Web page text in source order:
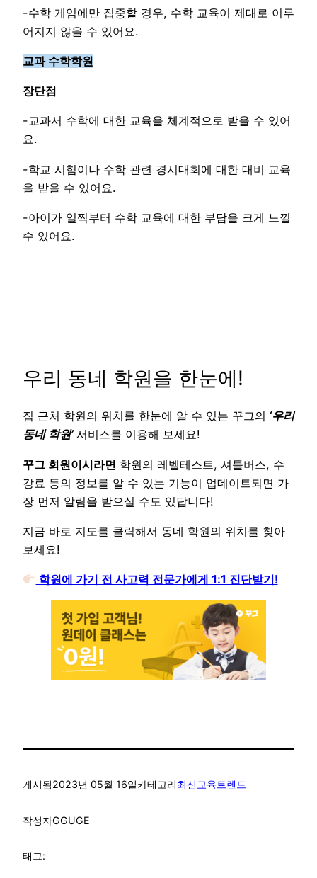
-수학 게임에만 집중할 경우, 수학 교육이 제대로 이루
어지지 않을 수 있어요.
교과 수학학원
장단점
-교과서 수학에 대한 교육을 체계적으로 받을 수 있어
요.
-학교 시험이나 수학 관련 경시대회에 대한 대비 교육
을 받을 수 있어요.
-아이가 일찍부터 수학 교육에 대한 부담을 크게 느낄
수 있어요.
우리 동네 학원을 한눈에!
집 근처 학원의 위치를 한눈에 알 수 있는 꾸그의 ‘우리
동네 학원’서비스를 이용해 보세요!
꾸그 회원이시라면 학원의 레벨테스트, 셔틀버스, 수
강료 등의 정보를 알 수 있는 기능이 업데이트되면 가
장 먼저 알림을 받으실 수도 있답니다!
지금 바로 지도를 클릭해서 동네 학원의 위치를 찾아
보세요!
학원에 가기 전 사고력 전문가에게 1:1 진단받기!
게시됨2023년 05월 16일카테고리최신교육트렌드
작성자GGUGE
태그: